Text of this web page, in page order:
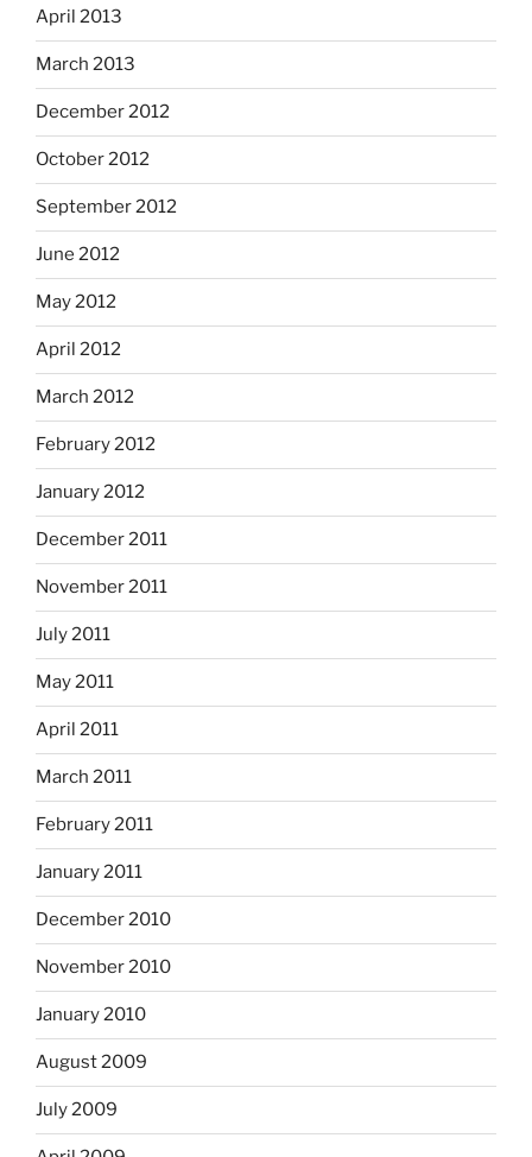
April 2013
March 2013
December 2012
October 2012
September 2012
June 2012
May 2012
April 2012
March 2012
February 2012
January 2012
December 2011
November 2011
July 2011
May 2011
April 2011
March 2011
February 2011
January 2011
December 2010
November 2010
January 2010
August 2009
July 2009